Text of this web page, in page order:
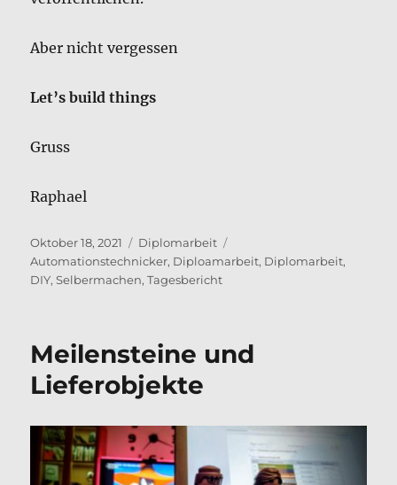
Aber nicht vergessen
Let’s build things
Gruss
Raphael
Veröffentlicht
am
Oktober 18, 2021 Kategorien
Diplomarbeit
Automationstechnicker, Diploamarbeit, Diplomarbeit,
DIY,Selbermachen,Tagesbericht
Meilensteine und
Lieferobjekte